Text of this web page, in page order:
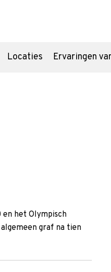
Locaties Ervaringen
het Olympisch
graf na tien